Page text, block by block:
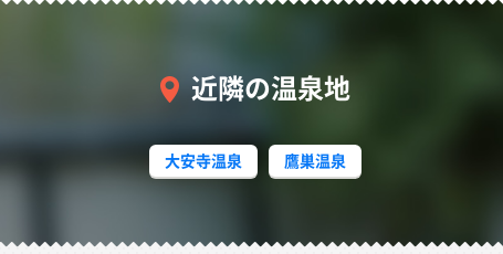
近隣の温泉地
大安寺温泉 鷹巣温泉